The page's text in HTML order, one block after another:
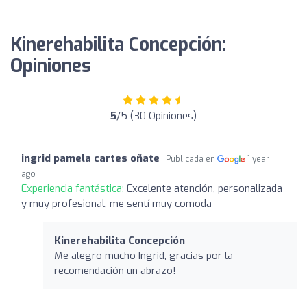
Kinerehabilita Concepción:
Opiniones
5/5 (30 Opiniones)
ingrid pamela cartes oñate Publicada en
1 year
ago
Experiencia fantástica: Excelente atención, personalizada
y muy profesional, me sentí muy comoda
Kinerehabilita Concepción
Me alegro mucho Ingrid, gracias por la
recomendación un abrazo!